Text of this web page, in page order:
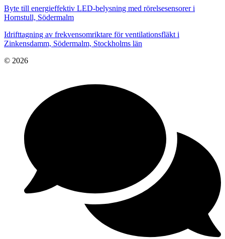
Byte till energieffektiv LED-belysning med rörelsesensorer i
Hornstull, Södermalm
Idrifttagning av frekvensomriktare för ventilationsfläkt i
Zinkensdamm, Södermalm, Stockholms län
© 2026